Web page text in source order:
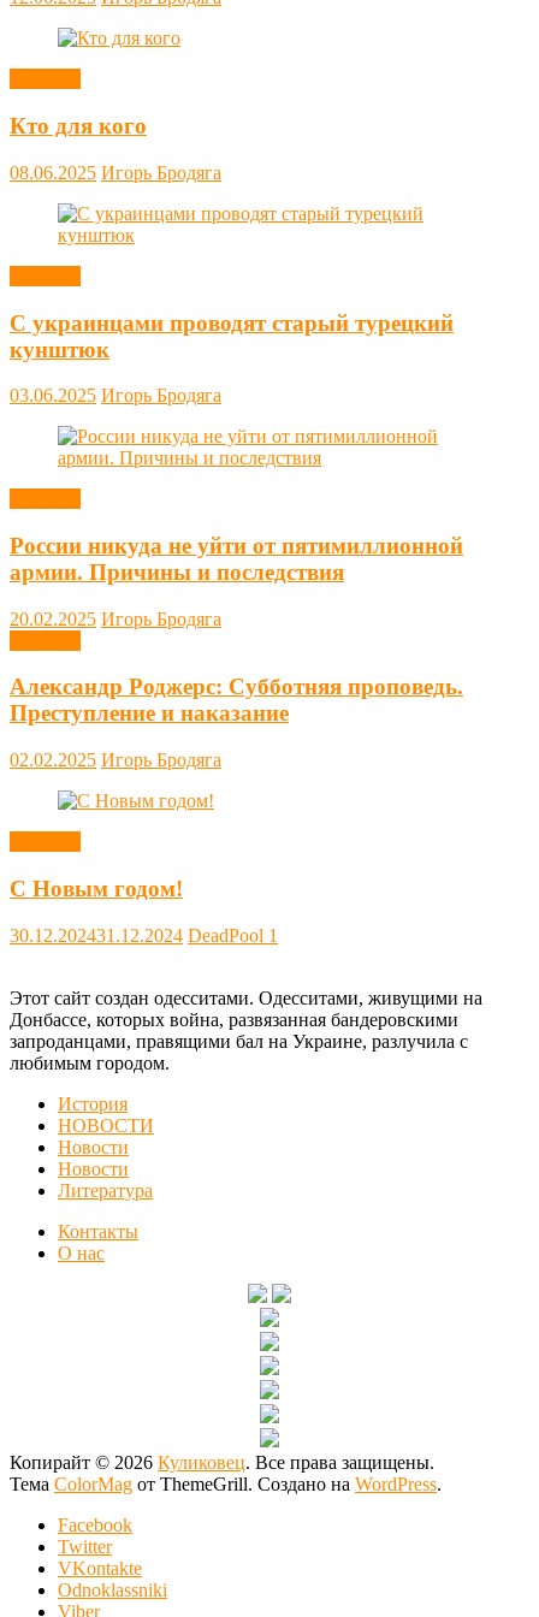
Кто для кого
08.06.2025 Игорь Бродяга
С украинцами проводят старый турецкий
кунштюк
03.06.2025 Игорь Бродяга
России никуда не уйти от пятимиллионной
армии. Причины и последствия
20.02.2025 Игорь Бродяга
Александр Роджерс: Субботняя проповедь.
Преступление и наказание
02.02.2025 Игорь Бродяга
С Новым годом!
30.12.202431.12.2024 DeadPool 1
Этот сайт создан одесситами. Одесситами, живущими на
Донбассе, которых война, развязанная бандеровскими
запроданцами, правящими бал на Украине, разлучила с
любимым городом.
История
НОВОСТИ
Новости
Новости
Литература
Контакты
О нас
Копирайт © 2026 Куликовец. Все права защищены.
Тема ColorMag от ThemeGrill. Создано на WordPress.
Facebook
Twitter
VKontakte
Odnoklassniki
Viber